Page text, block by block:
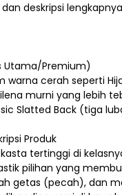
deskripsi
Utama/Premium)
warna cerah seperti
murni yang lebih
Slatted Back (tiga
Produk
kasta tertinggi di
pilihan yang
getas (pecah), dan